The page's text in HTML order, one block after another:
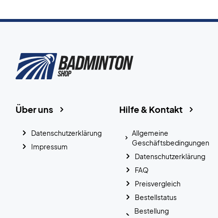
Hilfe & Kontakt
Allgemeine
Geschäftsbedingungen
Datenschutzerklärung
FAQ
Preisvergleich
Bestellstatus
Bestellung
Über uns
Datenschutzerklärung
Impressum